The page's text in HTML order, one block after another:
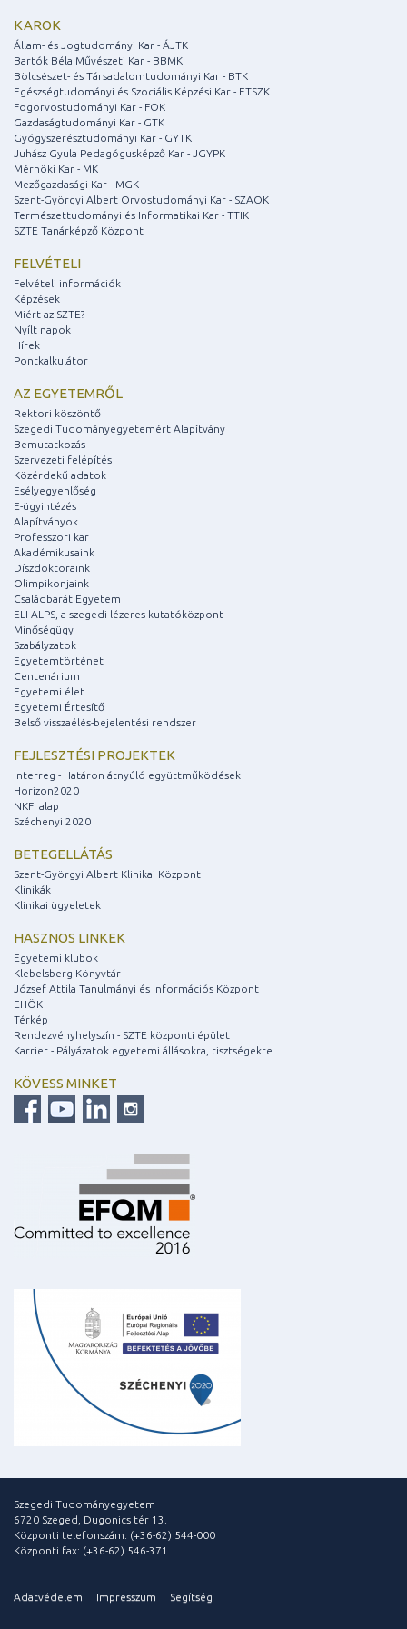
KAROK
Állam- és Jogtudományi Kar - ÁJTK
Bartók Béla Művészeti Kar - BBMK
Bölcsészet- és Társadalomtudományi Kar - BTK
Egészségtudományi és Szociális Képzési Kar - ETSZK
Fogorvostudományi Kar - FOK
Gazdaságtudományi Kar - GTK
Gyógyszerésztudományi Kar - GYTK
Juhász Gyula Pedagógusképző Kar - JGYPK
Mérnöki Kar - MK
Mezőgazdasági Kar - MGK
Szent-Györgyi Albert Orvostudományi Kar - SZAOK
Természettudományi és Informatikai Kar - TTIK
SZTE Tanárképző Központ
FELVÉTELI
Felvételi információk
Képzések
Miért az SZTE?
Nyílt napok
Hírek
Pontkalkulátor
AZ EGYETEMRŐL
Rektori köszöntő
Szegedi Tudományegyetemért Alapítvány
Bemutatkozás
Szervezeti felépítés
Közérdekű adatok
Esélyegyenlőség
E-ügyintézés
Alapítványok
Professzori kar
Akadémikusaink
Díszdoktoraink
Olimpikonjaink
Családbarát Egyetem
ELI-ALPS, a szegedi lézeres kutatóközpont
Minőségügy
Szabályzatok
Egyetemtörténet
Centenárium
Egyetemi élet
Egyetemi Értesítő
Belső visszaélés-bejelentési rendszer
FEJLESZTÉSI PROJEKTEK
Interreg - Határon átnyúló együttműködések
Horizon2020
NKFI alap
Széchenyi 2020
BETEGELLÁTÁS
Szent-Györgyi Albert Klinikai Központ
Klinikák
Klinikai ügyeletek
HASZNOS LINKEK
Egyetemi klubok
Klebelsberg Könyvtár
József Attila Tanulmányi és Információs Központ
EHÖK
Térkép
Rendezvényhelyszín - SZTE központi épület
Karrier - Pályázatok egyetemi állásokra, tisztségekre
KÖVESS MINKET
Szegedi Tudományegyetem
6720 Szeged, Dugonics tér 13.
Központi telefonszám: (+36-62) 544-000
Központi fax: (+36-62) 546-371
Adatvédelem Impresszum Segítség